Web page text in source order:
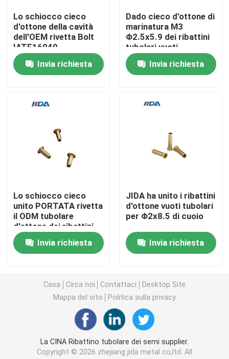
Contattaci
Notizie
Viti di adeguamento della sfortuna
Viti del dado esagonale
Vite di macchina di spillatura di auto
Phillips Machine Screws
Vite di macchina capa scanalata
Pan Head Combination Screw
Lo schiocco cieco
d'ottone della cavità
dell'OEM rivetta Bolt
IATF16949
Invia richiesta
Dado cieco d'ottone di
marinatura M3
Φ2.5x5.9 dei ribattini
tubolari vuoti
Invia richiesta
Lo schiocco cieco
unito PORTATA rivetta
il ODM tubolare
d'ottone dei ribattini
Invia richiesta
JIDA ha unito i ribattini
d'ottone vuoti tubolari
per Φ2x8.5 di cuoio
Invia richiesta
Casa Circa noi Contattaci
Desktop Site
Mappa del sito
Politica sulla privacy
La CINA Ribattino tubolare dei semi supplier.
Copyright © 2026 zhejiang jida metal co,ltd. All